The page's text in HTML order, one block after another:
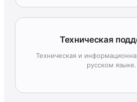
Техническая
Техническая и
русском языке.